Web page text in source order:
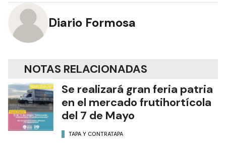
Diario Formosa
NOTAS RELACIONADAS
Se realizará gran feria patria
en el mercado frutihortícola
del 7 de Mayo
TAPA Y CONTRATAPA